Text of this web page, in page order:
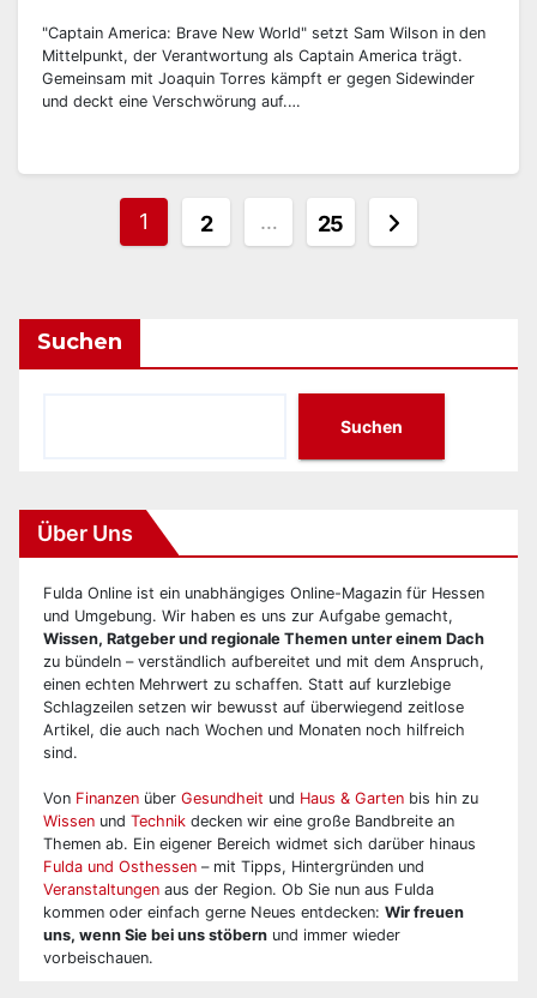
"Captain America: Brave New World" setzt Sam Wilson in den
Mittelpunkt, der Verantwortung als Captain America trägt.
Gemeinsam mit Joaquin Torres kämpft er gegen Sidewinder
und deckt eine Verschwörung auf.…
1 2 … 25
Suchen
Suchen
Über Uns
Fulda Online ist ein unabhängiges Online-Magazin für Hessen
und Umgebung. Wir haben es uns zur Aufgabe gemacht,
Wissen, Ratgeber und regionale Themen unter einem Dach
zu bündeln – verständlich aufbereitet und mit dem Anspruch,
einen echten Mehrwert zu schaffen. Statt auf kurzlebige
Schlagzeilen setzen wir bewusst auf überwiegend zeitlose
Artikel, die auch nach Wochen und Monaten noch hilfreich
sind.
Von Finanzen über Gesundheit und Haus & Garten bis hin zu
Wissen und Technik decken wir eine große Bandbreite an
Themen ab. Ein eigener Bereich widmet sich darüber hinaus
Fulda und Osthessen – mit Tipps, Hintergründen und
Veranstaltungen aus der Region. Ob Sie nun aus Fulda
kommen oder einfach gerne Neues entdecken: Wir freuen
uns, wenn Sie bei uns stöbern und immer wieder
vorbeischauen.